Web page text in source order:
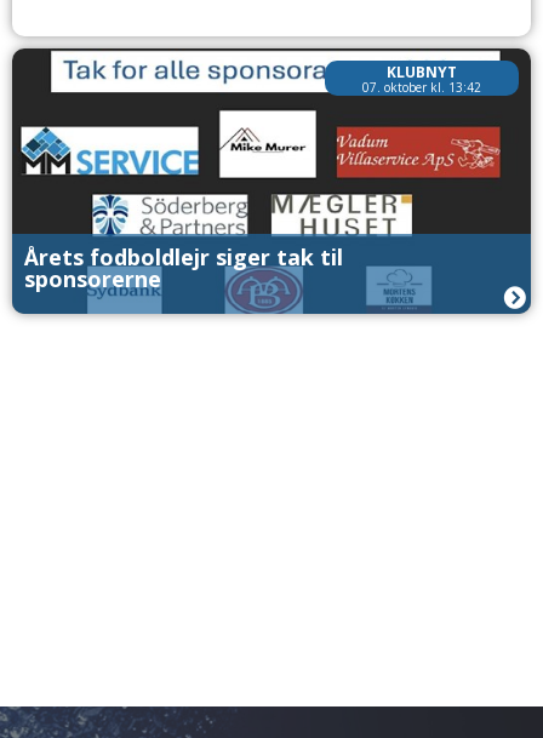
KLUBNYT
07. oktober kl. 13:42
Årets fodboldlejr siger tak til
sponsorerne